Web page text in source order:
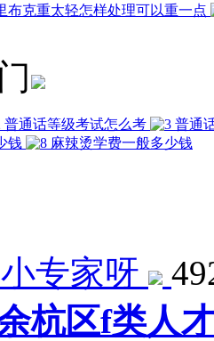
布克重太轻怎样处理可以重一点
普通话等级考试怎么考
普通
钱 麻辣烫学费一般多少钱
专家呀
杭区f类人